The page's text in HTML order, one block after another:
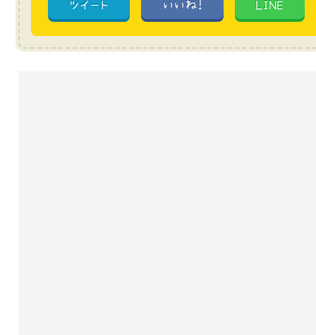
ツイート いいね! LINE